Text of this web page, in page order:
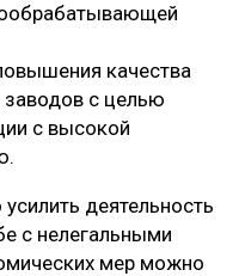
качества
с целью
с высокой
деятельность
с нелегальными
мер можно